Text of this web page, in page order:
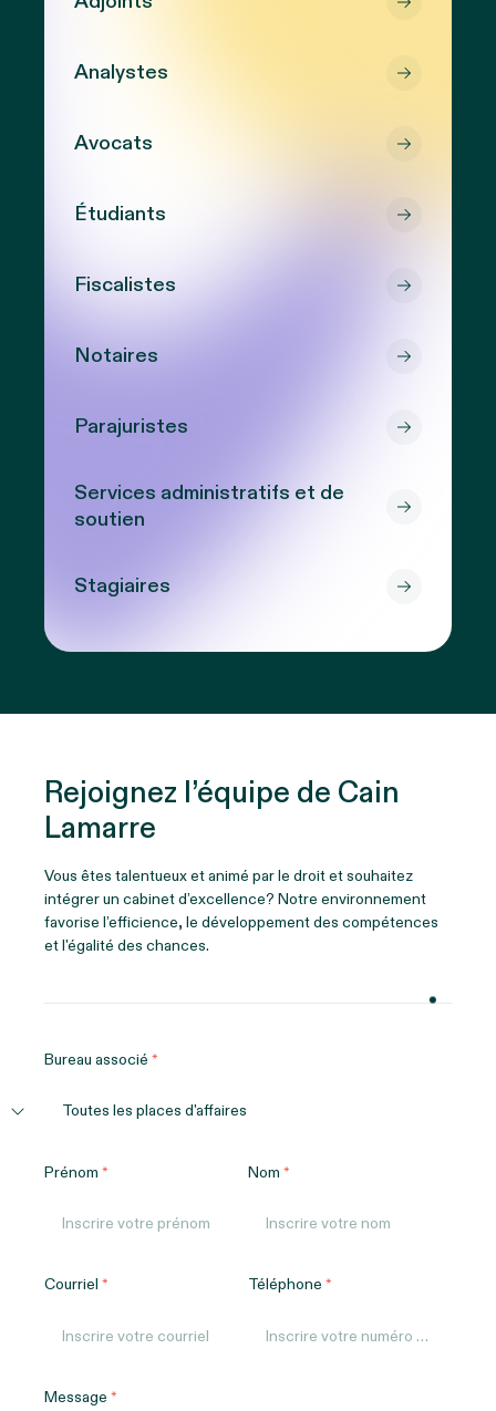
Analystes
Avocats
Étudiants
Fiscalistes
Notaires
Parajuristes
Services administratifs et de
soutien
Stagiaires
Rejoignez l’équipe de Cain
Lamarre
Vous êtes talentueux et animé par le droit et souhaitez
intégrer un cabinet d’excellence? Notre environnement
favorise l’efficience, le développement des compétences
et l'égalité des chances.
Bureau associé
Prénom Nom
Courriel Téléphone
Message